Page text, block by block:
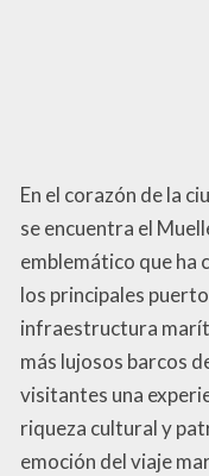
En el corazón de la
se encuentra el
emblemático que ha
los principales
infraestructura
más lujosos barcos
visitantes una
riqueza cultural y
emoción del viaje